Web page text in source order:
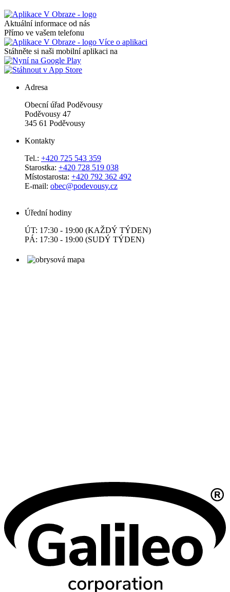
Aktuální informace od nás
Přímo ve vašem telefonu
Více o aplikaci
Stáhněte si naši mobilní aplikaci na
Adresa
Obecní úřad Poděvousy
Poděvousy 47
345 61 Poděvousy
Kontakty
Tel.: +420 725 543 359
Starostka: +420 728 519 038
Místostarosta: +420 792 362 492
E-mail: obec@podevousy.cz
Úřední hodiny
ÚT: 17:30 - 19:00 (KAŽDÝ TÝDEN)
PÁ: 17:30 - 19:00 (SUDÝ TÝDEN)